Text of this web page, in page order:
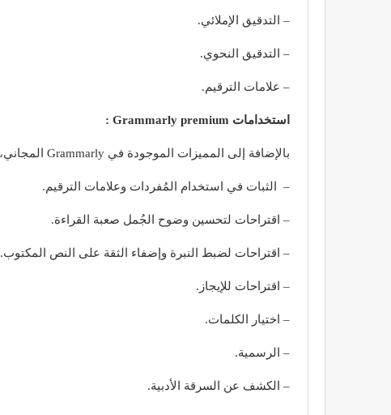
– التدقيق الإملائي.
– التدقيق النحوي.
– علامات الترقيم.
استخدامات Grammarly premium :
بالإضافة إلى المميزات الموجودة في Grammarly المجاني، يحتوى Grammarly premium على العديد من المميزات الأخرى منها :
– الثبات في استخدام المُفردات وعلامات الترقيم.
– اقتراحات لتحسين وضوح الجُمل صعبة القراءة.
– اقتراحات لضبط النبرة وإضفاء الثقة على النص المكتوب.
– اقتراحات للإيجاز.
– اختيار الكلمات.
– الرسمية.
– الكشف عن السرقة الأدبية.